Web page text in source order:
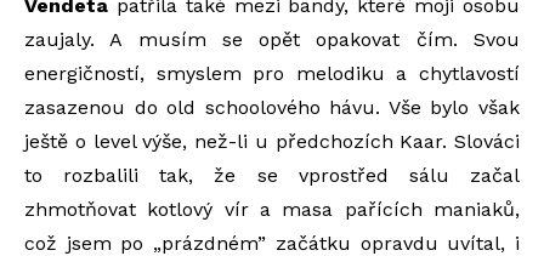
Vendeta patřila také mezi bandy, které moji osobu
zaujaly. A musím se opět opakovat čím. Svou
energičností, smyslem pro melodiku a chytlavostí
zasazenou do old schoolového hávu. Vše bylo však
ještě o level výše, než-li u předchozích Kaar. Slováci
to rozbalili tak, že se vprostřed sálu začal
zhmotňovat kotlový vír a masa pařících maniaků,
což jsem po „prázdném” začátku opravdu uvítal, i